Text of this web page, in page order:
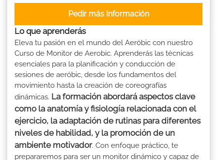
Pedir más Información
Lo que aprenderás
Eleva tu pasión en el mundo del Aeróbic con nuestro
Curso de Monitor de Aerobic. Aprenderás las técnicas
esenciales para la planificación y conducción de
sesiones de aeróbic, desde los fundamentos del
movimiento hasta la creación de coreografías
dinámicas. La formación abordará aspectos clave
como la anatomía y fisiología relacionada con el
ejercicio, la adaptación de rutinas para diferentes
niveles de habilidad, y la promoción de un
ambiente motivador. Con enfoque práctico, te
prepararemos para ser un monitor dinámico y capaz de